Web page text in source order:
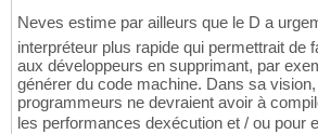
Neves estime par ailleurs que le D a
interpréteur plus rapide qui permettrait de
aux développeurs en supprimant, par
générer du code machine. Dans sa
programmeurs ne devraient avoir à
les performances dexécution et / ou pour